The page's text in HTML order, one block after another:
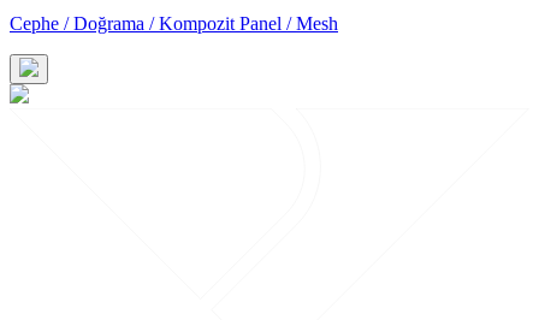
Cephe / Doğrama / Kompozit Panel / Mesh